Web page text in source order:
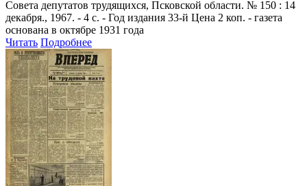
Совета депутатов трудящихся, Псковской области. № 150 : 14
декабря., 1967. - 4 с. - Год издания 33-й Цена 2 коп. - газета
основана в октябре 1931 года
Читать Подробнее